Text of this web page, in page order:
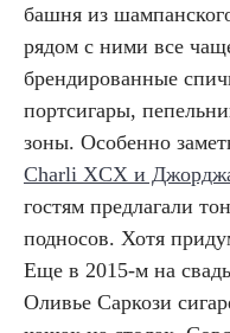
башня из
рядом с ними все
брендированные
портсигары,
зоны. Особенно
Charli XCX и
гостям предлагали
подносов. Хотя
Еще в 2015-м на
Оливье Саркози